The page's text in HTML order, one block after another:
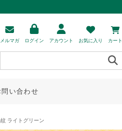
メルマガ ログイン アカウント お気に入り カート
問い合わせ
ライトグリーン